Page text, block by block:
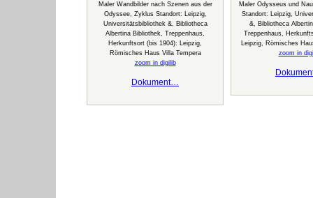
Maler Wandbilder nach Szenen aus der
Odyssee, Zyklus Standort: Leipzig,
Universitätsbibliothek &, Bibliotheca
Albertina Bibliothek, Treppenhaus,
Herkunftsort (bis 1904): Leipzig,
Römisches Haus Villa Tempera
zoom in digilib
Dokument…
Maler Odysseus und
Standort: Leipzig,
&, Bibliotheca
Treppenhaus,
Leipzig, Römisches
zoom in